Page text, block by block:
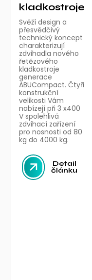
kladkostroje
Svěží design a
přesvědčivý
technický koncept
charakterizují
zdvihadla nového
řetězového
kladkostroje
generace
ABUCompact. Čtyři
konstrukční
velikosti Vám
nabízejí při 3 x400
V spolehlivá
zdvihací zařízení
pro nosnosti od 80
kg do 4000 kg.
Detail
článku